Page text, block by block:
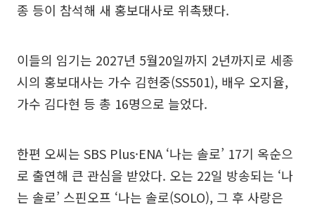
종 등이 참석해 새 홍보대사로 위촉됐다.
이들의 임기는 2027년 5월20일까지 2년까지로 세종
시의 홍보대사는 가수 김현중(SS501), 배우 오지율,
가수 김다현 등 총 16명으로 늘었다.
한편 오씨는 SBS Plus·ENA ‘나는 솔로’ 17기 옥순으
로 출연해 큰 관심을 받았다. 오는 22일 방송되는 ‘나
는 솔로’ 스핀오프 ‘나는 솔로(SOLO), 그 후 사랑은